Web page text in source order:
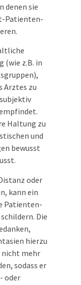
denen sie
Patienten-
(wie z.B. in
Arztes zu
Haltung zu
und
bewusst
oder
kann ein
Patienten-
Die
hierzu
nicht mehr
sodass er
oder